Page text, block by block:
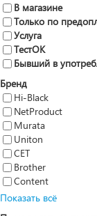
В магазине
Только по
Услуга
ТестОК
Бывший в
Бренд
Hi-Black
NetProduct
Murata
Uniton
CET
Brother
Content
Показать всё